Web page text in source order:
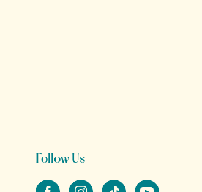
Follow Us
facebookinstagramtiktok youtube